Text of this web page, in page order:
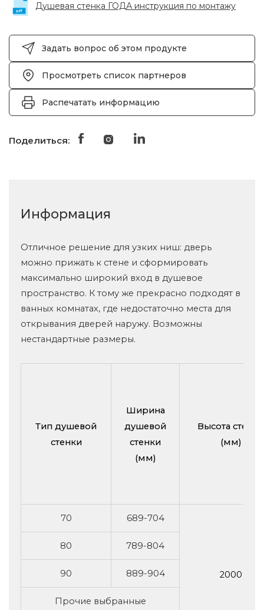
Душевая стенка ГОДА инструкция по монтажу
Задать вопрос об этом продукте
Просмотреть список партнеров
Распечатать информацию
Поделиться:
Информация
Отличное решение для узких ниш: дверь
можно прижать к стене и сформировать
максимально широкий вход в душевое
пространство. К тому же прекрасно подходят в
ванных комнатах, где недостаточно места для
открывания дверей наружу. Возможны
нестандартные размеры.
Тип душевой
стенки
Ширина
душевой
стенки
(мм)
Высота стенки
(мм)
70 689-704
2000
80 789-804
90 889-904
Прочие выбранные